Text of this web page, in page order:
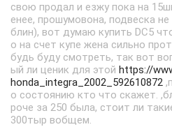
свою продал и езжу пока на
енее, прошумовона, подвеска
блин), вот думаю купить DC5
о на счет купе жена сильно
будь буду смотреть, так вот
ый ли ценик для этой https://
honda_integra_2002_592610872
о состоянию кто что скажет.
роче за 250 была, стоит ли
300тыр вобщем.